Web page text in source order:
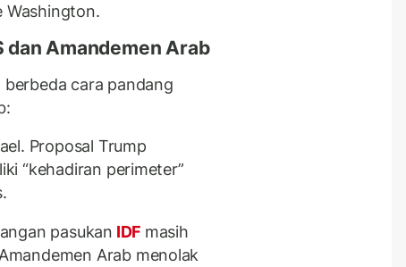
Washington.
dan Amandemen Arab
cara pandang
Proposal Trump
“kehadiran perimeter”
pasukan IDF masih
Arab menolak